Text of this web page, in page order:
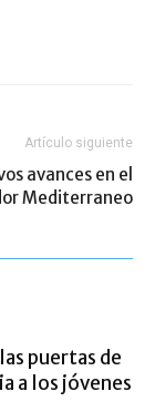
Artículo siguiente
avances en el
Mediterraneo
puertas de
a los jóvenes